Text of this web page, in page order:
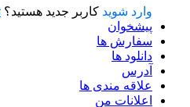
وارد شوید کاربر جدید هستید؟
پیشخوان
سفارش ها
دانلود ها
آدرس
علاقه مندی ها
اعلانات من